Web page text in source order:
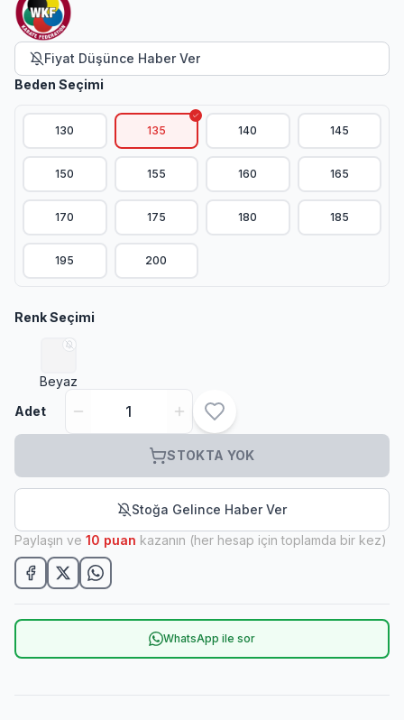
Fiyat Düşünce Haber Ver
Beden Seçimi
130 135 140 145
150 155 160 165
170 175 180 185
195 200
Renk Seçimi
Beyaz
Adet
STOKTA YOK
Stoğa Gelince Haber Ver
Paylaşın ve 10 puan kazanın (her hesap için toplamda bir kez)
WhatsApp ile sor